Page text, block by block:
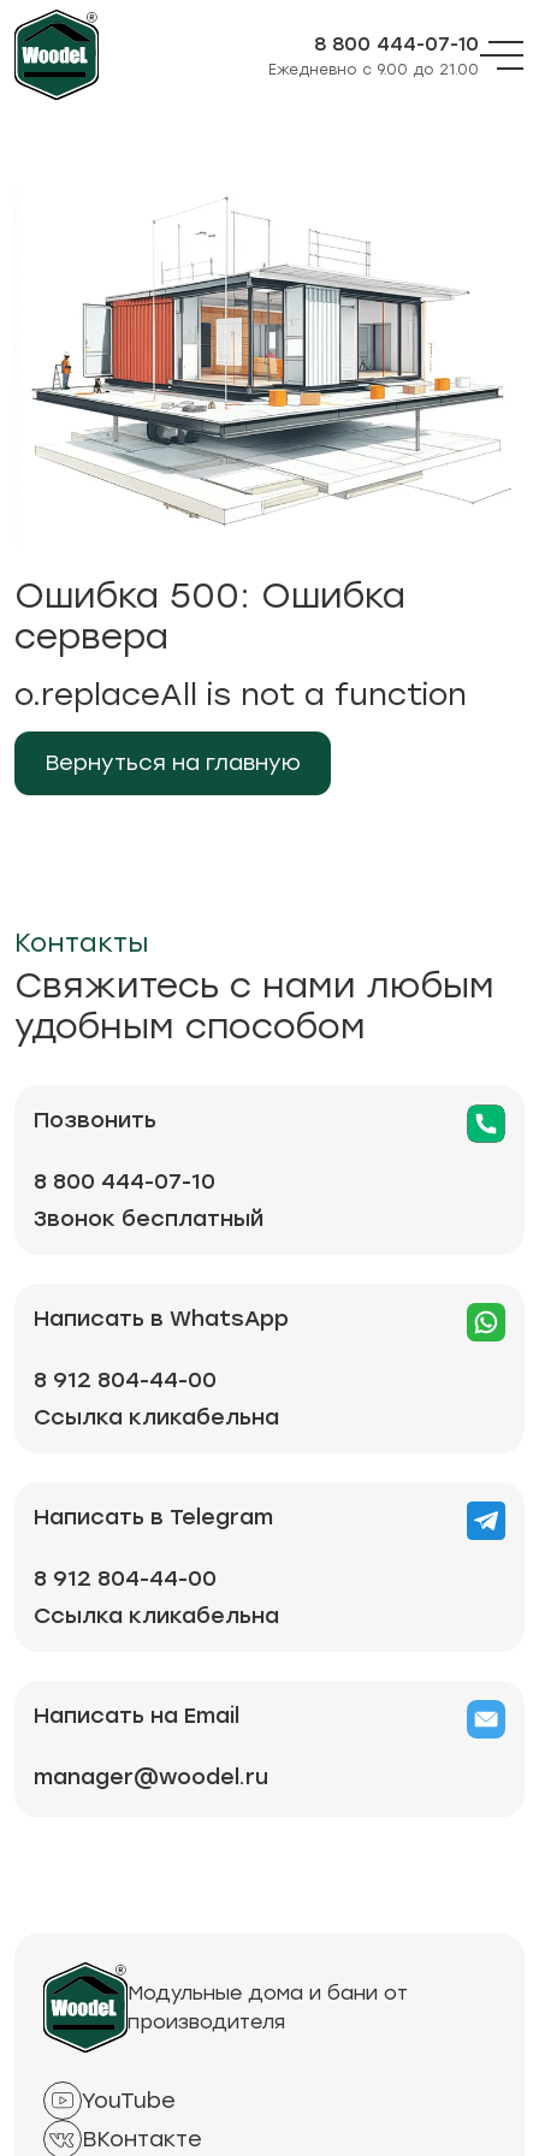
8 800 444-07-10
Ежедневно с 9.00 до 21.00
Ошибка 500: Ошибка
сервера
o.replaceAll is not a function
Вернуться на главную
Контакты
Свяжитесь с нами любым
удобным способом
Позвонить
8 800 444-07-10
Звонок бесплатный
Написать в WhatsApp
8 912 804-44-00
Ссылка кликабельна
Написать в Telegram
8 912 804-44-00
Ссылка кликабельна
Написать на Email
manager@woodel.ru
Модульные дома и бани от
производителя
YouTube
ВКонтакте